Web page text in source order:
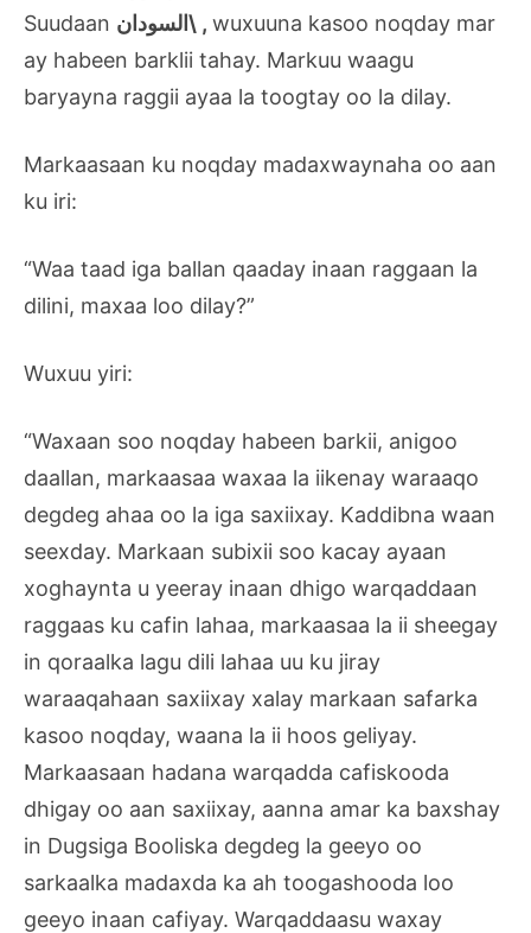
Suudaan
السودان\ , wuxuuna kasoo noqday mar
ay habeen barklii tahay. Markuu waagu
baryayna raggii ayaa la toogtay oo la dilay.
Markaasaan ku noqday madaxwaynaha oo aan
ku iri:
“Waa taad iga ballan qaaday inaan raggaan la
dilini, maxaa loo dilay?”
Wuxuu yiri:
“Waxaan soo noqday habeen barkii, anigoo
daallan, markaasaa waxaa la iikenay waraaqo
degdeg ahaa oo la iga saxiixay. Kaddibna waan
seexday. Markaan subixii soo kacay ayaan
xoghaynta u yeeray inaan dhigo warqaddaan
raggaas ku cafin lahaa, markaasaa la ii sheegay
in qoraalka lagu dili lahaa uu ku jiray
waraaqahaan saxiixay xalay markaan safarka
kasoo noqday, waana la ii hoos geliyay.
Markaasaan hadana warqadda cafiskooda
dhigay oo aan saxiixay, aanna amar ka baxshay
in Dugsiga Booliska degdeg la geeyo oo
sarkaalka madaxda ka ah toogashooda loo
geeyo inaan cafiyay. Warqaddaasu waxay